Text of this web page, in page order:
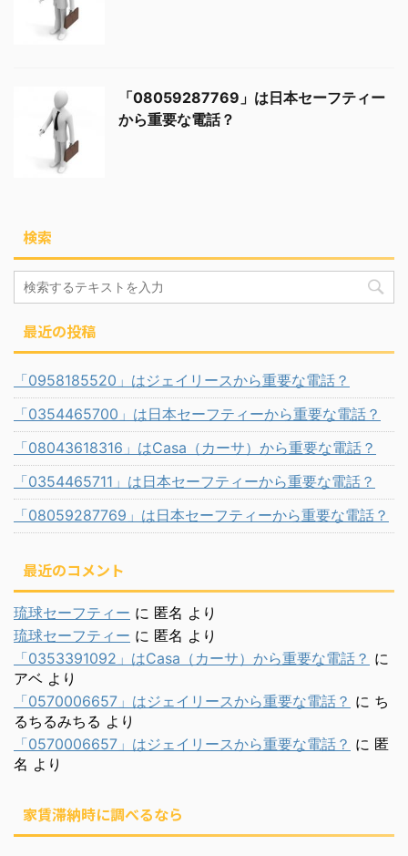
「08059287769」は日本セーフティー
から重要な電話？
検索
最近の投稿
「0958185520」はジェイリースから重要な電話？
「0354465700」は日本セーフティーから重要な電話？
「08043618316」はCasa（カーサ）から重要な電話？
「0354465711」は日本セーフティーから重要な電話？
「08059287769」は日本セーフティーから重要な電話？
最近のコメント
琉球セーフティー に 匿名 より
琉球セーフティー に 匿名 より
「0353391092」はCasa（カーサ）から重要な電話？ に
アベ より
「0570006657」はジェイリースから重要な電話？ に ち
るちるみちる より
「0570006657」はジェイリースから重要な電話？ に 匿
名 より
家賃滞納時に調べるなら